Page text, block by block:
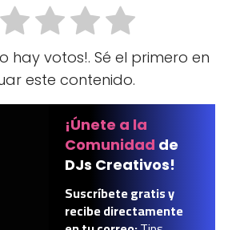
hay votos!. Sé el primero en
este contenido.
¡Únete a la
Comunidad de
DJs Creativos!
Suscríbete gratis y
recibe directamente